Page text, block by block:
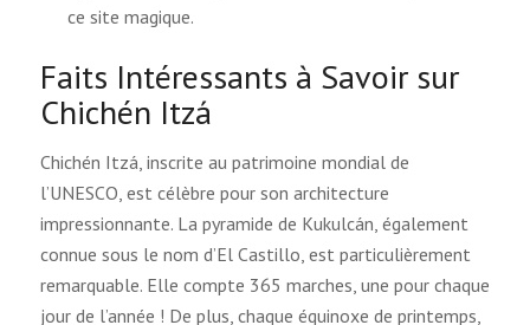
ce site magique.
Faits Intéressants à Savoir sur
Chichén Itzá
Chichén Itzá, inscrite au patrimoine mondial de
l’UNESCO, est célèbre pour son architecture
impressionnante. La pyramide de Kukulcán, également
connue sous le nom d’El Castillo, est particulièrement
remarquable. Elle compte 365 marches, une pour chaque
jour de l’année ! De plus, chaque équinoxe de printemps,